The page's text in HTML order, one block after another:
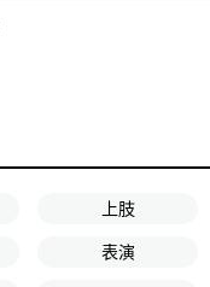
上肢
表演